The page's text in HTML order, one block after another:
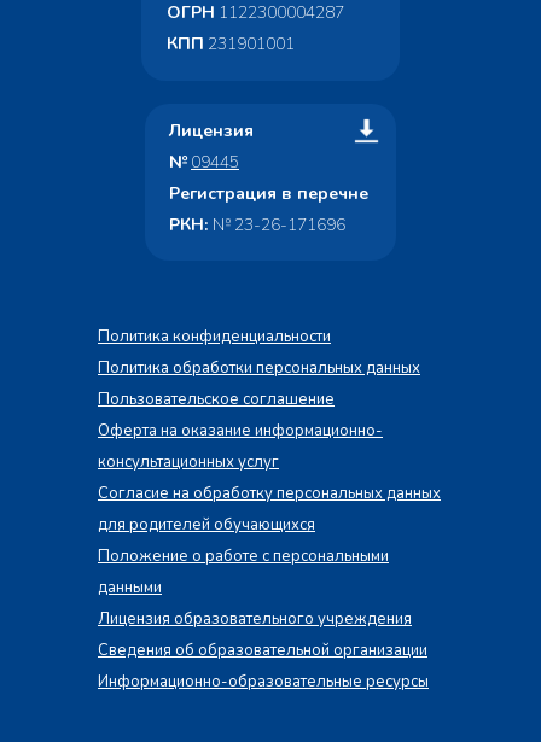
Политика конфиденциальности
Политика обработки персональных данных
Пользовательское соглашение
Оферта на оказание информационно-
консультационных услуг
Согласие на обработку персональных данных
для родителей обучающихся
Положение о работе с персональными
данными
Лицензия образовательного учреждения
Сведения об образовательной организации
Информационно-образовательные ресурсы
ОГРН 1122300004287
КПП 231901001
Лицензия
№ 09445
Регистрация в перечне
РКН: № 23-26-171696